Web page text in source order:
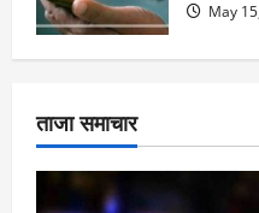
May
ताजा समाचार